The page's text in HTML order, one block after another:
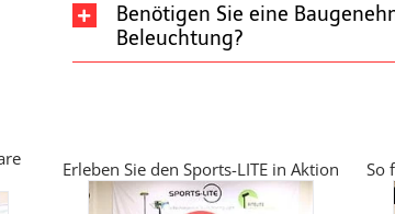
Benötigen Sie eine
Beleuchtung?
Erleben Sie den Sports-LITE in Aktion So